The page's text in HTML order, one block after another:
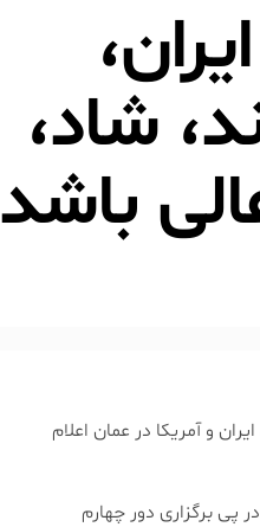
شاد،
باشد
و آمریکا در عمان اعلام
پی برگزاری دور چهارم